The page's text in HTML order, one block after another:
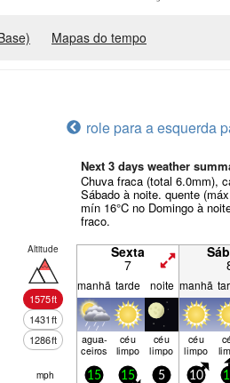
Mapas do tempo
role para a esquerda
Next 3 days weather
Chuva fraca (total 6.0mm),
Sábado à noite. quente
mín 16°C no Domingo à
fraco.
Altitude
1575ft
1431ft
1286ft
Sexta
7
manhã tarde noite manhã
agua­
ceiros
céu
limpo
céu
limpo
céu
limpo
mph 15 15 5 10